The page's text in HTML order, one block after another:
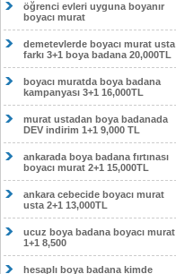
öğrenci evleri uyguna boyanır
boyacı murat
demetevlerde boyacı murat usta
farkı 3+1 boya badana 20,000TL
boyacı muratda boya badana
kampanyası 3+1 16,000TL
murat ustadan boya badanada
DEV indirim 1+1 9,000 TL
ankarada boya badana fırtınası
boyacı murat 2+1 15,000TL
ankara cebecide boyacı murat
usta 2+1 13,000TL
ucuz boya badana boyacı murat
1+1 8,500
hesaplı boya badana kimde